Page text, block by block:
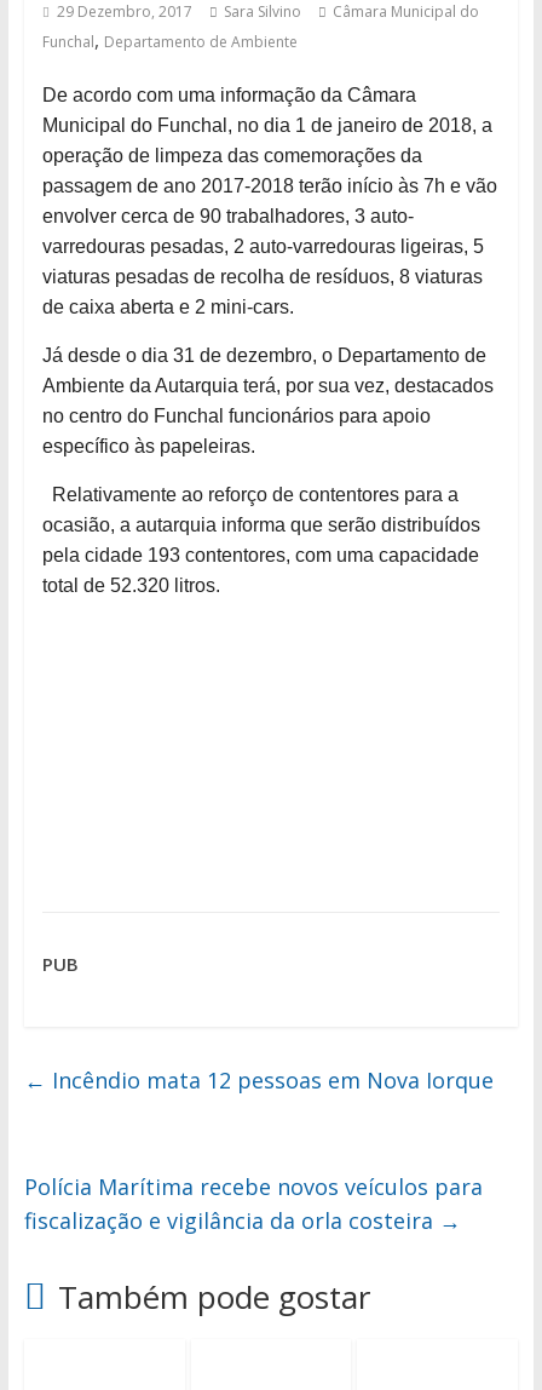
29 Dezembro, 2017 Sara Silvino
Câmara Municipal do
Funchal, Departamento de Ambiente
De acordo com uma informação da Câmara
Municipal do Funchal, no dia 1 de janeiro de 2018, a
operação de limpeza das comemorações da
passagem de ano 2017-2018 terão início às 7h e vão
envolver cerca de 90 trabalhadores, 3 auto-
varredouras pesadas, 2 auto-varredouras ligeiras, 5
viaturas pesadas de recolha de resíduos, 8 viaturas
de caixa aberta e 2 mini-cars.
Já desde o dia 31 de dezembro, o Departamento de
Ambiente da Autarquia terá, por sua vez, destacados
no centro do Funchal funcionários para apoio
específico às papeleiras.
Relativamente ao reforço de contentores para a
ocasião, a autarquia informa que serão distribuídos
pela cidade 193 contentores, com uma capacidade
total de 52.320 litros.
PUB
← Incêndio mata 12 pessoas em Nova Iorque
Polícia Marítima recebe novos veículos para
fiscalização e vigilância da orla costeira →
Também pode gostar